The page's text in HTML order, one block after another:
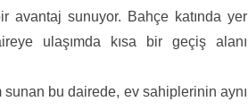
avantaj sunuyor. Bahçe katında yer
ulaşımda kısa bir geçiş alanı
bu dairede, ev sahiplerinin aynı